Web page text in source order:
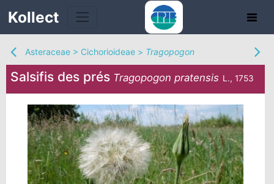
Kollect
Asteraceae > Cichorioideae > Tragopogon
Salsifis des prés Tragopogon pratensis L., 1753